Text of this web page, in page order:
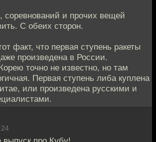
соревнований и прочих вещей
С обеих сторон.
факт, что первая ступень ракеты
произведена в России.
точно не известно, но там
Первая ступень либа куплена
или произведена русскими и